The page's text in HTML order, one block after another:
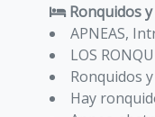
Ronquidos
APNEAS,
LOS
Ronquidos
Hay